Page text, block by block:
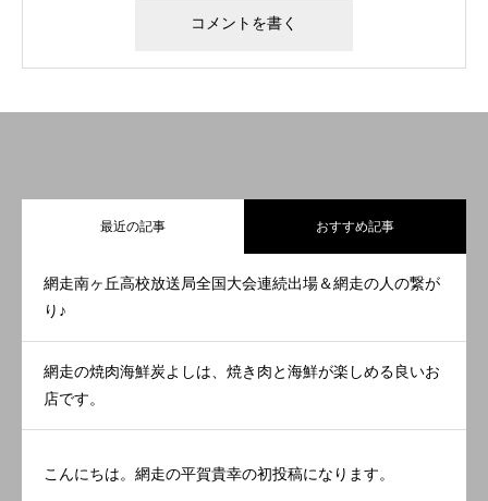
最近の記事 おすすめ記事
網走南ヶ丘高校放送局全国大会連続出場＆網走の人の繋が
り♪
網走の焼肉海鮮炭よしは、焼き肉と海鮮が楽しめる良いお
店です。
こんにちは。網走の平賀貴幸の初投稿になります。